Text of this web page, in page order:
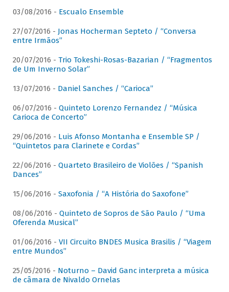
03/08/2016 - Escualo Ensemble
27/07/2016 - Jonas Hocherman Septeto / “Conversa
entre Irmãos”
20/07/2016 - Trio Tokeshi-Rosas-Bazarian / “Fragmentos
de Um Inverno Solar”
13/07/2016 - Daniel Sanches / “Carioca”
06/07/2016 - Quinteto Lorenzo Fernandez / “Música
Carioca de Concerto”
29/06/2016 - Luis Afonso Montanha e Ensemble SP /
“Quintetos para Clarinete e Cordas”
22/06/2016 - Quarteto Brasileiro de Violões / “Spanish
Dances”
15/06/2016 - Saxofonia / “A História do Saxofone”
08/06/2016 - Quinteto de Sopros de São Paulo / “Uma
Oferenda Musical”
01/06/2016 - VII Circuito BNDES Musica Brasilis / “Viagem
entre Mundos”
25/05/2016 - Noturno – David Ganc interpreta a música
de câmara de Nivaldo Ornelas